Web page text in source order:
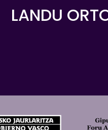
LANDU